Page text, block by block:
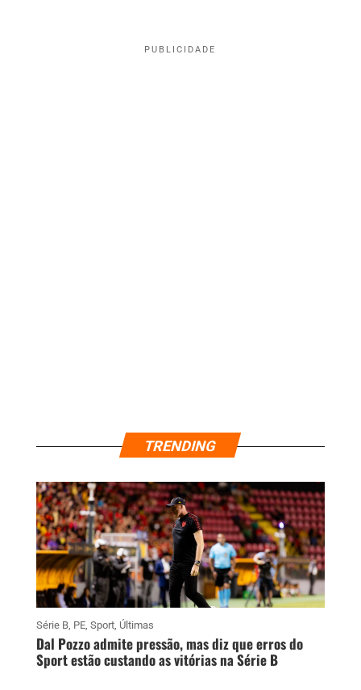
PUBLICIDADE
TRENDING
Série B, PE, Sport, Últimas
Dal Pozzo admite pressão, mas diz que erros do
Sport estão custando as vitórias na Série B